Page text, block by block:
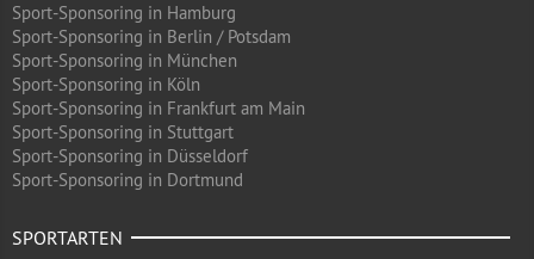
Sport-Sponsoring in Hamburg
Sport-Sponsoring in Berlin / Potsdam
Sport-Sponsoring in München
Sport-Sponsoring in Köln
Sport-Sponsoring in Frankfurt am Main
Sport-Sponsoring in Stuttgart
Sport-Sponsoring in Düsseldorf
Sport-Sponsoring in Dortmund
SPORTARTEN